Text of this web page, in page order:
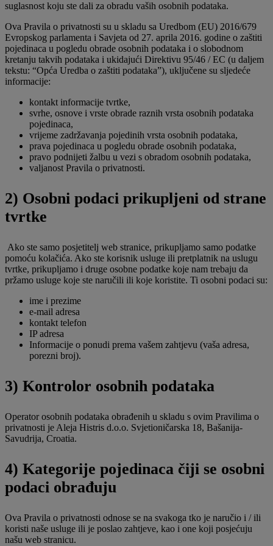
suglasnost koju ste dali za obradu vaših osobnih podataka.
Ova Pravila o privatnosti su u skladu sa Uredbom (EU) 2016/679
Evropskog parlamenta i Savjeta od 27. aprila 2016. godine o zaštiti
pojedinaca u pogledu obrade osobnih podataka i o slobodnom
kretanju takvih podataka i ukidajući Direktivu 95/46 / EC (u daljem
tekstu: “Opća Uredba o zaštiti podataka”), uključene su sljedeće
informacije:
kontakt informacije tvrtke,
svrhe, osnove i vrste obrade raznih vrsta osobnih podataka
pojedinaca,
vrijeme zadržavanja pojedinih vrsta osobnih podataka,
prava pojedinaca u pogledu obrade osobnih podataka,
pravo podnijeti žalbu u vezi s obradom osobnih podataka,
valjanost Pravila o privatnosti.
2) Osobni podaci prikupljeni od strane
tvrtke
Ako ste samo posjetitelj web stranice, prikupljamo samo podatke
pomoću kolačića. Ako ste korisnik usluge ili pretplatnik na uslugu
tvrtke, prikupljamo i druge osobne podatke koje nam trebaju da
pržamo usluge koje ste naručili ili koje koristite. Ti osobni podaci su:
ime i prezime
e-mail adresa
kontakt telefon
IP adresa
Informacije o ponudi prema vašem zahtjevu (vaša adresa,
porezni broj).
3) Kontrolor osobnih podataka
Operator osobnih podataka obrađenih u skladu s ovim Pravilima o
privatnosti je Aleja Histris d.o.o. Svjetioničarska 18, Bašanija-
Savudrija, Croatia.
4) Kategorije pojedinaca čiji se osobni
podaci obrađuju
Ova Pravila o privatnosti odnose se na svakoga tko je naručio i / ili
koristi naše usluge ili je poslao zahtjeve, kao i one koji posjećuju
našu web stranicu.